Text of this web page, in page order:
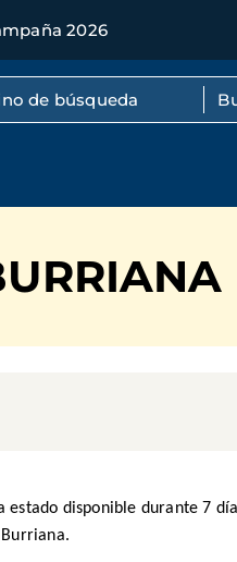
2026
completo
disponible durante 7